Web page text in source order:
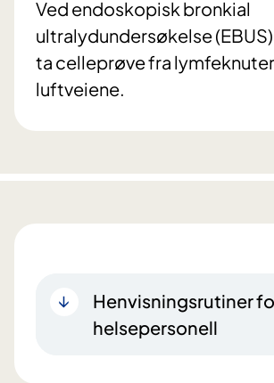
Ved endoskopisk bronkial
ultralydundersøkelse (EBUS)
ta celleprøve fra
luftveiene.
Henvisningsrutiner
helsepersonell